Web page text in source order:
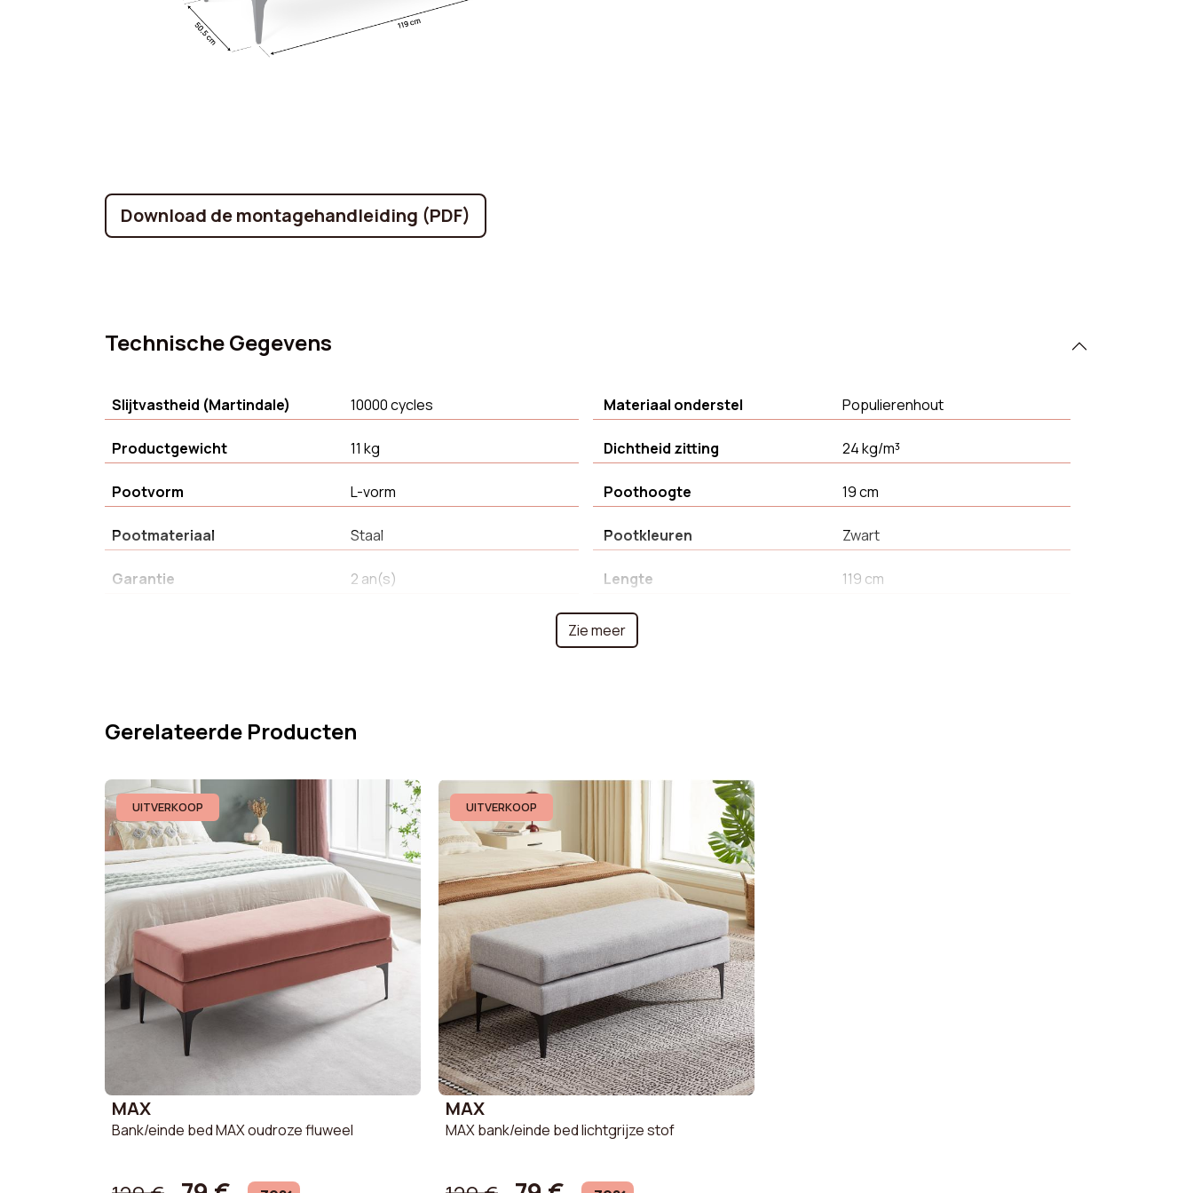
Download de montagehandleiding (PDF)
Technische Gegevens
Slijtvastheid (Martindale) 10000 cycles Materiaal onderstel Populierenhout
Productgewicht 11 kg Dichtheid zitting 24 kg/m³
Pootvorm L-vorm Poothoogte 19 cm
Pootmateriaal Staal Pootkleuren Zwart
Garantie 2 an(s) Lengte 119 cm
Aanbevolen aantal personen
voor montage
Montagetijd 15 min
Maximale ondersteunde
belasting
Opbergruimte
Verwijderbare hoes Nee Zitcomfort
Zitting vulling Polyurethaanschuim Bekleding
Kleur Kaki Hoogte
Breedte 119 cm Montagehandleidingen
Stof samenstelling 100% polyester
Zie meer
Gerelateerde Producten
UITVERKOOP
MAX
Bank/einde bed MAX oudroze fluweel
UITVERKOOP
MAX
MAX bank/einde bed lichtgrijze stof